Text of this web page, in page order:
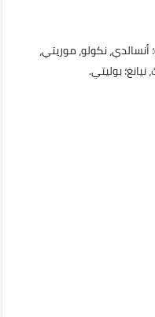
أنسالدي، نكولو، موريتي،
بوليتي.